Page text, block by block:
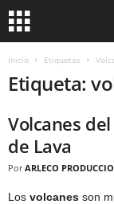
Inicio Etiquetas
Etiqueta:
Volcanes
de Lava
Por ARLECO
Los volcanes son